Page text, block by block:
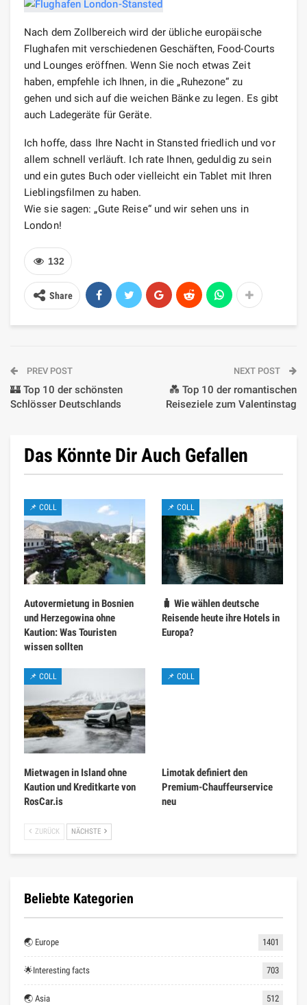
Nach dem Zollbereich wird der übliche europäische
Flughafen mit verschiedenen Geschäften, Food-Courts
und Lounges eröffnen. Wenn Sie noch etwas Zeit
haben, empfehle ich Ihnen, in die „Ruhezone“ zu
gehen und sich auf die weichen Bänke zu legen. Es gibt
auch Ladegeräte für Geräte.
Ich hoffe, dass Ihre Nacht in Stansted friedlich und vor
allem schnell verläuft. Ich rate Ihnen, geduldig zu sein
und ein gutes Buch oder vielleicht ein Tablet mit Ihren
Lieblingsfilmen zu haben.
Wie sie sagen: „Gute Reise“ und wir sehen uns in
London!
132
Share
PREV POST
🏰 Top 10 der schönsten
Schlösser Deutschlands
NEXT POST
💑 Top 10 der romantischen
Reiseziele zum Valentinstag
Das Könnte Dir Auch Gefallen
📌 COLL
Autovermietung in Bosnien
und Herzegowina ohne
Kaution: Was Touristen
wissen sollten
📌 COLL
🧳 Wie wählen deutsche
Reisende heute ihre Hotels in
Europa?
📌 COLL
Mietwagen in Island ohne
Kaution und Kreditkarte von
RosCar.is
📌 COLL
Limotak definiert den
Premium-Chauffeurservice
neu
ZURÜCK NÄCHSTE
Beliebte Kategorien
🌏 Europe 1401
🌟Interesting facts 703
🌏 Asia 512